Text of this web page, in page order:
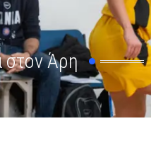
στον Άρη